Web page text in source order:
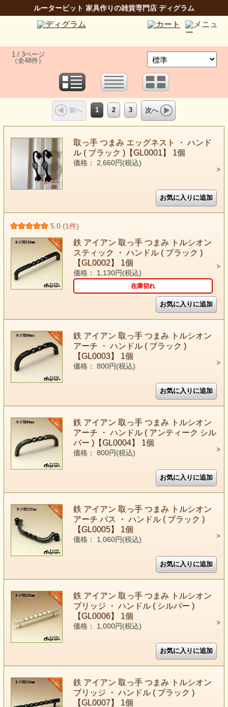
ルータービット 家具作りの雑貨専門店 ディグラム
1 / 3ページ
（全48件）
前へ 1 2 3 次へ
取っ手 つまみ エッグネスト ・ ハンド
ル ( ブラック )【GL0001】 1個
価格： 2,660円(税込)
5.0 (1件)
鉄 アイアン 取っ手 つまみ トルシオン
スティック ・ ハンドル ( ブラック )
【GL0002】 1個
価格： 1,130円(税込)
在庫切れ
鉄 アイアン 取っ手 つまみ トルシオン
アーチ ・ ハンドル ( ブラック )
【GL0003】 1個
価格： 800円(税込)
鉄 アイアン 取っ手 つまみ トルシオン
アーチ ・ ハンドル ( アンティーク シル
バー )【GL0004】 1個
価格： 800円(税込)
鉄 アイアン 取っ手 つまみ トルシオン
アーチ バス ・ ハンドル ( ブラック )
【GL0005】 1個
価格： 1,060円(税込)
鉄 アイアン 取っ手 つまみ トルシオン
ブリッジ ・ ハンドル ( シルバー )
【GL0006】 1個
価格： 1,000円(税込)
鉄 アイアン 取っ手 つまみ トルシオン
ブリッジ ・ ハンドル ( ブラック )
【GL0007】 1個